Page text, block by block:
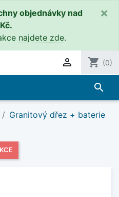
objednávky nad
najdete zde.
×
 shopping_cart (0)
search
Granitový dřez + baterie